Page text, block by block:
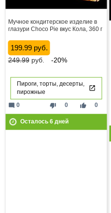
Мучное кондитерское изделие в
глазури Choco Pie вкус Кола, 360 г
199.99 руб.
249.99руб. -20%
Пироги, торты, десерты,
пирожные
thumb_down 0 thumb_up 0
mode_comment 0
Осталось 6дней